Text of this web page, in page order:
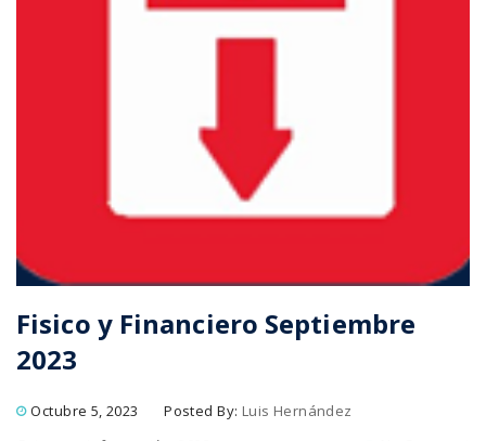
Fisico y Financiero Septiembre
2023
Octubre 5, 2023 Posted By: Luis Hernández